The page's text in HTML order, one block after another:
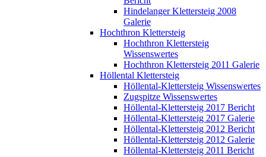
Hindelanger Klettersteig 2008
Galerie
Hochthron Klettersteig
Hochthron Klettersteig
Wissenswertes
Hochthron Klettersteig 2011 Galerie
Höllental Klettersteig
Höllental-Klettersteig Wissenswertes
Zugspitze Wissenswertes
Höllental-Klettersteig 2017 Bericht
Höllental-Klettersteig 2017 Galerie
Höllental-Klettersteig 2012 Bericht
Höllental-Klettersteig 2012 Galerie
Höllental-Klettersteig 2011 Bericht